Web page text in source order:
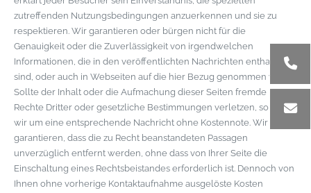
zutreffenden Nutzungsbedingungen anzuerkennen und sie zu
respektieren. Wir garantieren oder bürgen nicht für die
Genauigkeit oder die Zuverlässigkeit von irgendwelchen
Informationen, die in den veröffentlichten Nachrichten enthalten
sind, oder auch in Webseiten auf die hier Bezug genommen wird.
Sollte der Inhalt oder die Aufmachung dieser Seiten fremde
Rechte Dritter oder gesetzliche Bestimmungen verletzen, so bitten
wir um eine entsprechende Nachricht ohne Kostennote. Wir
garantieren, dass die zu Recht beanstandeten Passagen
unverzüglich entfernt werden, ohne dass von Ihrer Seite die
Einschaltung eines Rechtsbeistandes erforderlich ist. Dennoch von
Ihnen ohne vorherige Kontaktaufnahme ausgelöste Kosten